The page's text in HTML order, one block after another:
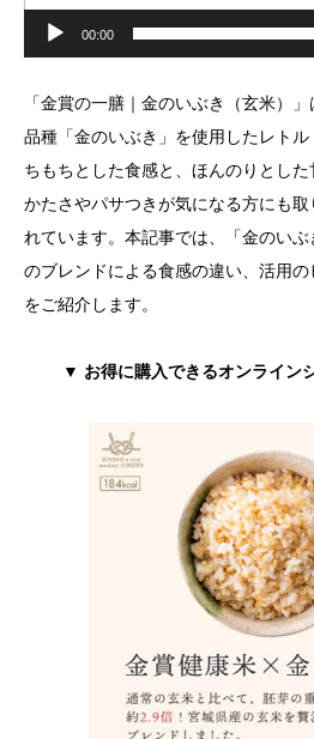
00:00
「金賞の一膳｜金のいぶき（玄米）
品種「金のいぶき」を使用したレト
ちもちとした食感と、ほんのりとし
かたさやパサつきが気になる方にも
れています。本記事では、「金のい
のブレンドによる食感の違い、活用
をご紹介します。
▼ お得に購入できるオンライン